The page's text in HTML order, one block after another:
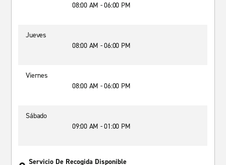
08:00 AM - 06:00 PM
Jueves
08:00 AM - 06:00 PM
Viernes
08:00 AM - 06:00 PM
Sábado
09:00 AM - 01:00 PM
Servicio De Recogida Disponible